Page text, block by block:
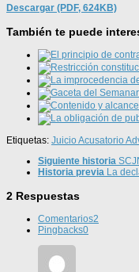
Descargar (PDF, 624KB)
También te puede
Etiquetas: Juicio Acusatorio
Siguiente historia
Historia previa La
2 Respuestas
Comentarios2
Pingbacks0